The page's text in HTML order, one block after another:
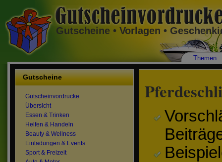
Gutscheine • Vorlagen •
Gutscheine
Gutscheinvordrucke
Übersicht
Essen & Trinken
Helfen & Handeln
Beauty & Wellness
Einladungen & Events
Sport & Freizeit
Themen